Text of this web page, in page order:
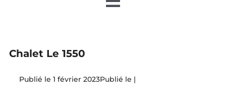
Toggle
Chalet Le 1550
1 février 2023 |